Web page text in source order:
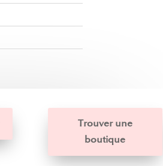
Trouver une
boutique